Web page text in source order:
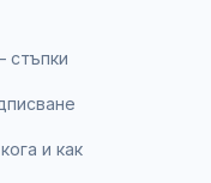
стъпки
и как